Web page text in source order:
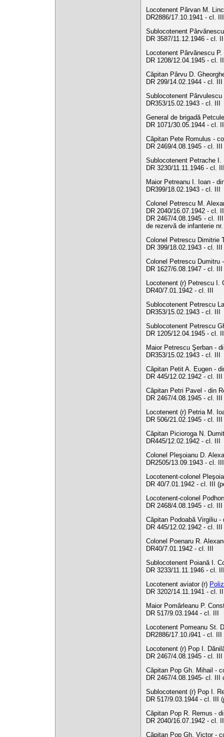
Locotenent Pârvan M.
DR2886/17.10.1941 - cl. III
Sublocotenent
DR 3587/11.12.1946 - cl.
Locotenent Pârvănescu
DR 1208/12.04.1945 - cl.
Căpitan Pârvu D.
DR 299/14.02.1944 - cl.
Sublocotenent
DR353/15.02.1943 - cl. III
General de brigadă
DR 1071/30.05.1944 - cl.
Căpitan Pete Romulus -
DR 2469/4.08.1945 - cl.
Sublocotenent Petrache I.
DR 3230/11.11.1946 - cl.
Maior Petreanu I. Ioan -
DR399/18.02.1943 - cl. III
Colonel Petrescu M.
DR 2040/16.07.1942 - cl.
DR 2467/4.08.1945 - cl.
de rezervă de infanterie
Colonel Petrescu Dimitrie
DR 399/18.02.1943 - cl.
Colonel Petrescu Dumitru
DR 1627/6.08.1947 - cl.
Locotenent (r) Petrescu I.
DR40/7.01.1942 - cl. III
Sublocotenent Petrescu
DR353/15.02.1943 - cl. III
Sublocotenent Petrescu
DR 1205/12.04.1945 - cl.
Maior Petrescu Şerban -
DR353/15.02.1943 - cl. III
Căpitan Petit A. Eugen -
DR 445/12.02.1942 - cl.
Căpitan Petri Pavel - din
DR 2467/4.08.1945 - cl.
Locotenent (r) Petria M.
DR 506/21.02.1945 - cl.
Căpitan Picioroga N.
DR445/12.02.1942 - cl. III
Colonel Pleşoianu D.
DR2505/13.09.1943 - cl. III
Locotenent-colonel
DR 40/7.01.1942 - cl. III
Locotenent-colonel
DR 2468/4.08.1945 - cl.
Căpitan Podoabă Virgiliu
DR 445/12.02.1942 - cl.
Colonel Poenaru R.
DR40/7.01.1942 - cl. III
Sublocotenent Poiană I.
DR 3233/11.11.1946 - cl.
Locotenent aviator (r)
DR 3202/14.11.1941 - cl.
Maior Pomârleanu P.
DR 517/9.03.1944 - cl. III
Locotenent Pomeanu St.
DR2886/17.10.i941 - cl. III
Locotenent (r) Pop I.
DR 2467/4.08.1945 - cl.
Căpitan Pop Gh. Mihail -
DR 2467/4.08.1945- cl. III
Sublocotenent (r) Pop I.
DR 517/9.03.1944 - cl. III
Căpitan Pop R. Remus -
DR 2040/16.07.1942 - cl.
Căpitan Pop Gh. Victor -